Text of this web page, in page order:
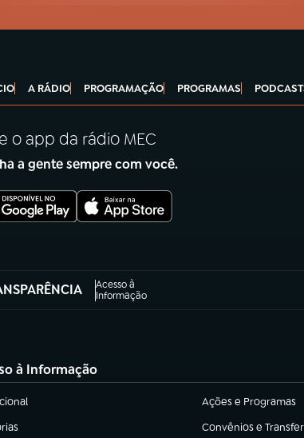
A RÁDIO PROGRAMAÇÃO PROGRAMAS
o app da rádio MEC
a gente sempre com você.
Acesso à
Informação
nova aba)
à Informação
nova aba) Ações e Programas
(abre em nova aba)
nova aba) Convênios e
(abre em nova aba)